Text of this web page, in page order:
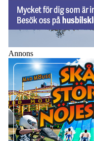
Annons